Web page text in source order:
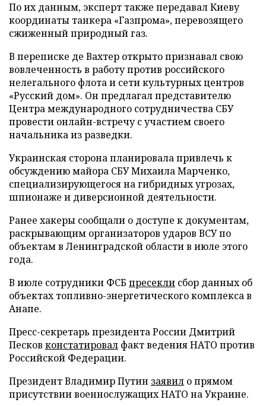
По их данным, эксперт также передавал Киеву
координаты танкера «Газпрома», перевозящего
сжиженный природный газ.
В переписке де Вахтер открыто признавал свою
вовлеченность в работу против российского
нелегального флота и сети культурных центров
«Русский дом». Он предлагал представителю
Центра международного сотрудничества СБУ
провести онлайн-встречу с участием своего
начальника из разведки.
Украинская сторона планировала привлечь к
обсуждению майора СБУ Михаила Марченко,
специализирующегося на гибридных угрозах,
шпионаже и диверсионной деятельности.
Ранее хакеры сообщали о доступе к документам,
раскрывающим организаторов ударов ВСУ по
объектам в Ленинградской области в июле этого
года.
В июле сотрудники ФСБ пресекли сбор данных об
объектах топливно-энергетического комплекса в
Анапе.
Пресс-секретарь президента России Дмитрий
Песков констатировал факт ведения НАТО против
Российской Федерации.
Президент Владимир Путин заявил о прямом
присутствии военнослужащих НАТО на Украине.